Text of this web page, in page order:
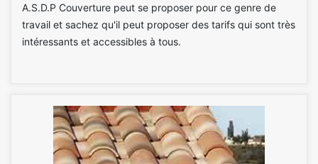
A.S.D.P Couverture peut se proposer pour ce genre de
travail et sachez qu'il peut proposer des tarifs qui sont très
intéressants et accessibles à tous.